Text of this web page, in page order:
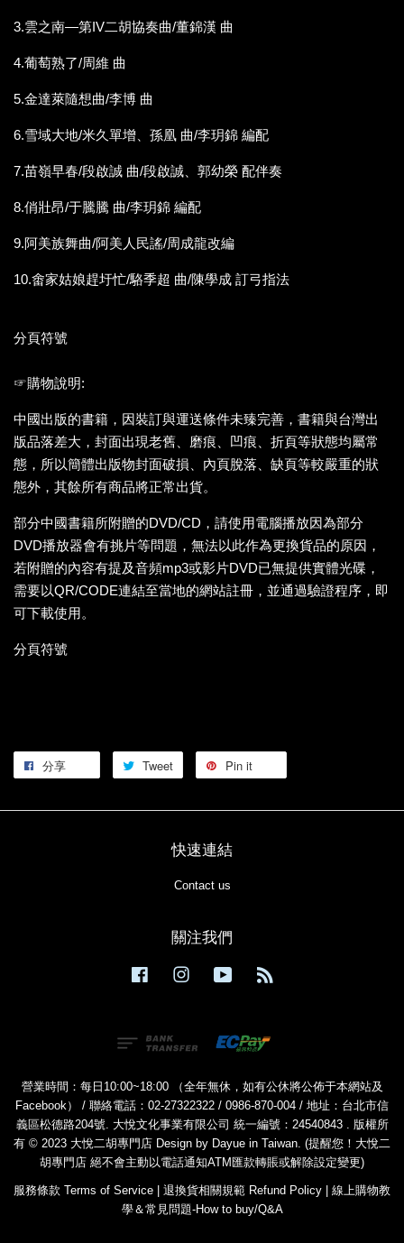
3.雲之南—第IV二胡協奏曲/董錦漢 曲
4.葡萄熟了/周維 曲
5.金達萊隨想曲/李博 曲
6.雪域大地/米久單增、孫凰 曲/李玥錦 編配
7.苗嶺早春/段啟誠 曲/段啟誠、郭幼榮 配伴奏
8.俏壯昂/于騰騰 曲/李玥錦 編配
9.阿美族舞曲/阿美人民謠/周成龍改編
10.畬家姑娘趕圩忙/駱季超 曲/陳學成 訂弓指法
分頁符號
☞購物說明:
中國出版的書籍，因裝訂與運送條件未臻完善，書籍與台灣出
版品落差大，封面出現老舊、磨痕、凹痕、折頁等狀態均屬常
態，所以簡體出版物封面破損、內頁脫落、缺頁等較嚴重的狀
態外，其餘所有商品將正常出貨。
部分中國書籍所附贈的DVD/CD，請使用電腦播放因為部分
DVD播放器會有挑片等問題，無法以此作為更換貨品的原因，
若附贈的內容有提及音頻mp3或影片DVD已無提供實體光碟，
需要以QR/CODE連結至當地的網站註冊，並通過驗證程序，即
可下載使用。
分頁符號
分享 Tweet Pin it
快速連結
Contact us
關注我們
Facebook Instagram YouTube
營業時間：每日10:00~18:00 （全年無休，如有公休將公佈于本網站及
Facebook） / 聯絡電話：02-27322322 / 0986-870-004 / 地址：台北市信
義區松德路204號. 大悅文化事業有限公司 統一編號：24540843 . 版權所
有 © 2023 大悅二胡專門店 Design by Dayue in Taiwan. (提醒您！大悅二
胡專門店 絕不會主動以電話通知ATM匯款轉賬或解除設定變更)
服務條款 Terms of Service | 退換貨相關規範 Refund Policy | 線上購物教
學＆常見問題-How to buy/Q&A